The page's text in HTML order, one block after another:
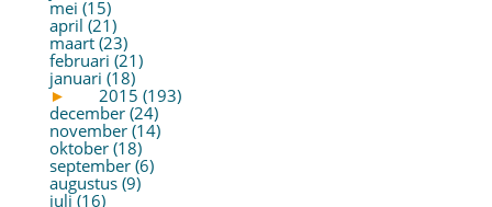
mei (15)
april (21)
maart (23)
februari (21)
januari (18)
►
2015 (193)
december (24)
november (14)
oktober (18)
september (6)
augustus (9)
juli (16)